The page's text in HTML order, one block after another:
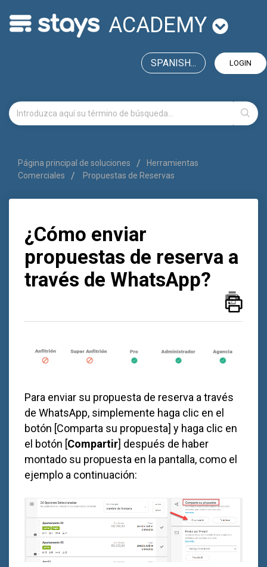
ACADEMY
LOGIN
SPANISH...
Página principal de soluciones
Herramientas
Comerciales
Propuestas de Reservas
¿Cómo enviar
propuestas de reserva a
través de WhatsApp?
Para enviar su propuesta de reserva a través
de WhatsApp, simplemente haga clic en el
botón [Comparta su propuesta] y haga clic en
el botón [Compartir] después de haber
montado su propuesta en la pantalla, como el
ejemplo a continuación: